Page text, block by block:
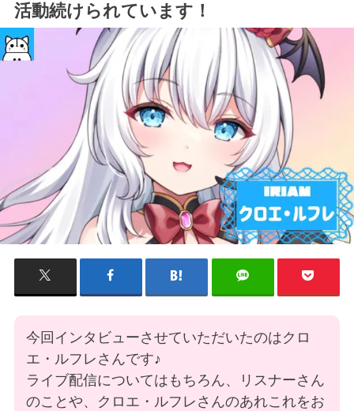
活動続けられています！
今回インタビューさせていただいたのはクロ
エ・ルフレさんです♪
ライブ配信についてはもちろん、リスナーさん
のことや、クロエ・ルフレさんのあれこれをお